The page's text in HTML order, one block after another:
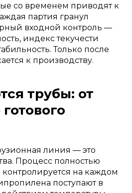
со временем приводят к
партия гранул
входной контроль —
индекс текучести
Только после
к производству.
трубы: от
линия — это
Процесс полностью
на каждом
поступают в